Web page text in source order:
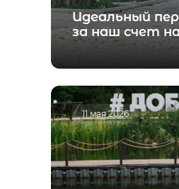
Идеальный
за наш счет
11 мая 2026